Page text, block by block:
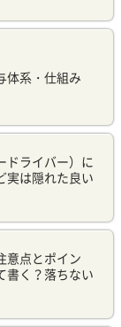
体系・仕組み
ドライバー）に
実は隠れた良い
意点とポイン
書く？落ちない